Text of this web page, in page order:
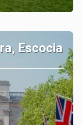
Escocia